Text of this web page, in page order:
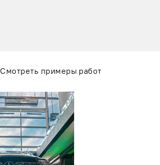
Смотреть примеры работ